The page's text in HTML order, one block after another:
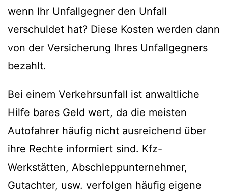
wenn Ihr Unfallgegner den Unfall
verschuldet hat? Diese Kosten werden dann
von der Versicherung Ihres Unfallgegners
bezahlt.
Bei einem Verkehrsunfall ist anwaltliche
Hilfe bares Geld wert, da die meisten
Autofahrer häufig nicht ausreichend über
ihre Rechte informiert sind. Kfz-
Werkstätten, Abschleppunternehmer,
Gutachter, usw. verfolgen häufig eigene